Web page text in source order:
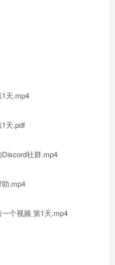
.mp4
.pdf
社群.mp4
.mp4
视频 第1天.mp4